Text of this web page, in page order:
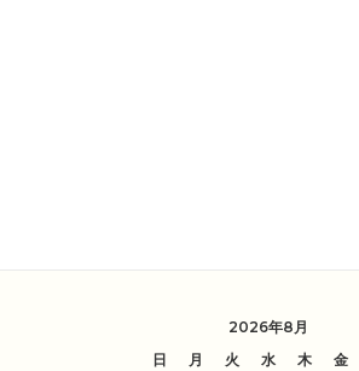
2026年8月
日
月 火 水 木 金